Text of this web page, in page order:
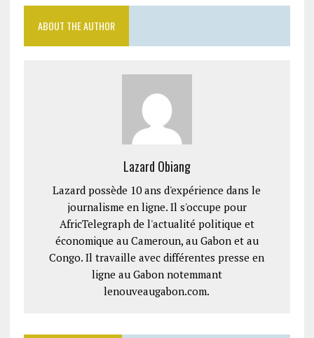
ABOUT THE AUTHOR
Lazard Obiang
Lazard possède 10 ans d'expérience dans le
journalisme en ligne. Il s'occupe pour
AfricTelegraph de l'actualité politique et
économique au Cameroun, au Gabon et au
Congo. Il travaille avec différentes presse en
ligne au Gabon notemmant
lenouveaugabon.com.